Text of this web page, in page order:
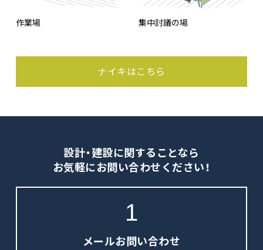
作業場 集中討議の場
ナイキはこちら
設計・建設に関することなら
お気軽にお問い合わせください！
1
メールお問い合わせ